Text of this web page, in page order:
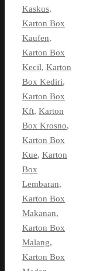
Kaskus,
Karton Box
Kaufen,
Karton Box
Kecil, Karton
Box Kediri,
Karton Box
Kft, Karton
Box Krosno,
Karton Box
Kue, Karton
Box
Lembaran,
Karton Box
Makanan,
Karton Box
Malang,
Karton Box